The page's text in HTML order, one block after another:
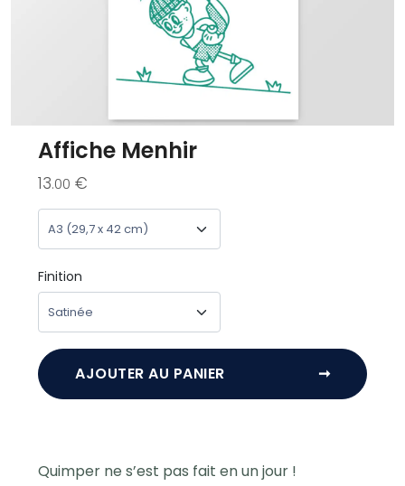
Affiche Menhir
13.00 €
Finition
AJOUTER AU PANIER ➞
Quimper ne s’est pas fait en un jour !